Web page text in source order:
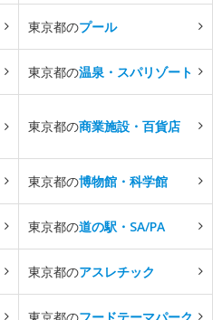
東京都のプール
東京都の温泉・スパリゾート
東京都の商業施設・百貨店
東京都の博物館・科学館
東京都の道の駅・SA/PA
東京都のアスレチック
東京都のフードテーマパーク